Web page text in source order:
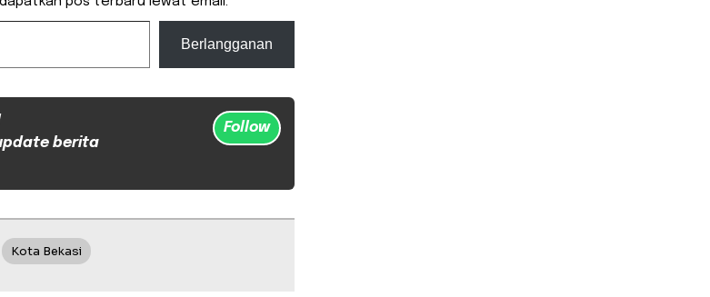
Berlangganan
berita
Follow
Kota Bekasi